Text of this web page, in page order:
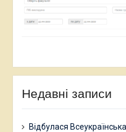
Недавні записи
Відбулася